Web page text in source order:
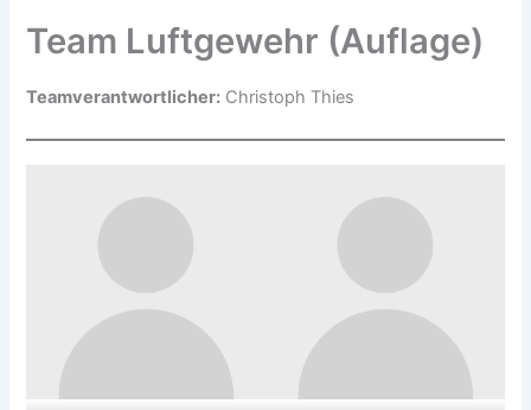
Team Luftgewehr (Auflage)
Teamverantwortlicher: Christoph Thies